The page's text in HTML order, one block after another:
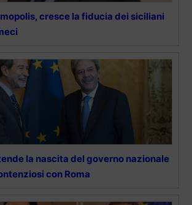
cresce la fiducia dei siciliani
la nascita del governo nazionale
con Roma